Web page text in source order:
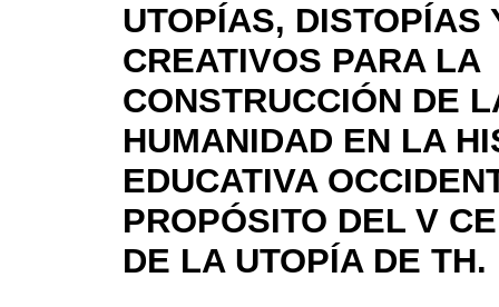
UTOPÍAS, DISTOPÍAS
CREATIVOS PARA LA
CONSTRUCCIÓN DE
HUMANIDAD EN LA
EDUCATIVA
PROPÓSITO DEL V
DE LA UTOPÍA DE